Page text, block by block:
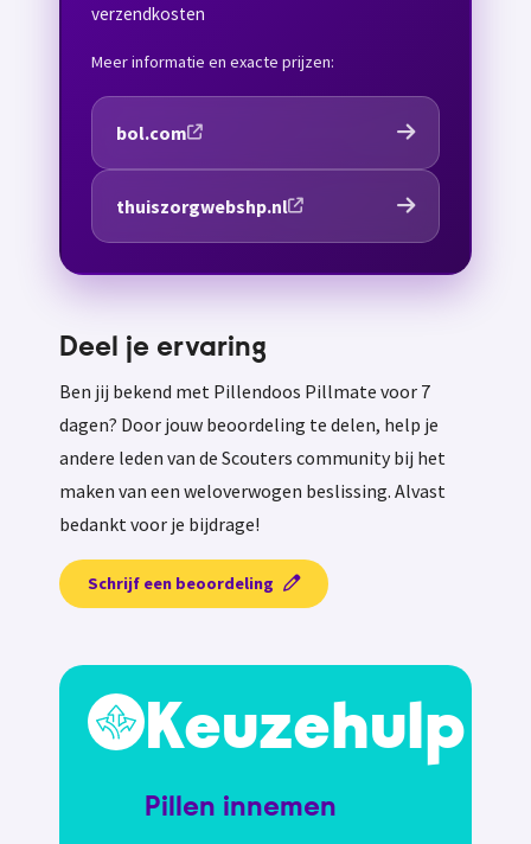
verzendkosten
Meer informatie en exacte prijzen:
bol.com
thuiszorgwebshp.nl
Deel je ervaring
Ben jij bekend met Pillendoos Pillmate voor 7
dagen? Door jouw beoordeling te delen, help je
andere leden van de Scouters community bij het
maken van een weloverwogen beslissing. Alvast
bedankt voor je bijdrage!
Schrijf een beoordeling
Keuzehulp
Pillen innemen